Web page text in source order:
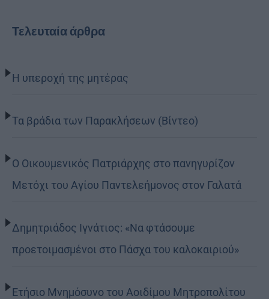
Τελευταία άρθρα
Η υπεροχή της μητέρας
Τα βράδια των Παρακλήσεων (Βίντεο)
Ο Οικουμενικός Πατριάρχης στο πανηγυρίζον
Μετόχι του Αγίου Παντελεήμονος στον Γαλατά
Δημητριάδος Ιγνάτιος: «Να φτάσουμε
προετοιμασμένοι στο Πάσχα του καλοκαιριού»
Ετήσιο Μνημόσυνο του Αοιδίμου Μητροπολίτου